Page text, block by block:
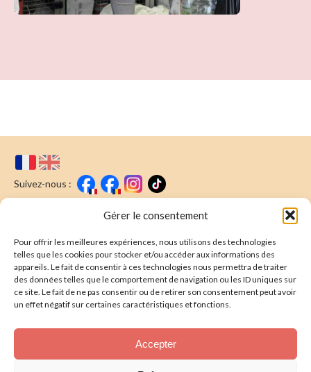
Gérer le consentement
Pour offrir les meilleures expériences, nous utilisons des technologies
telles que les cookies pour stocker et/ou accéder aux informations des
appareils. Le fait de consentir à ces technologies nous permettra de traiter
des données telles que le comportement de navigation ou les ID uniques sur
ce site. Le fait de ne pas consentir ou de retirer son consentement peut avoir
un effet négatif sur certaines caractéristiques et fonctions.
Accepter
Suivez-nous :
Nous écrire
Newsletter
E-mail* : Souscrire
J'ai lu & j'accepte lapolitique de confidentalité